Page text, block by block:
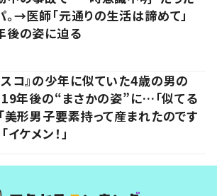
。→医師「元通りの生活は諦めて」
後の姿に迫る
スコ』の少年に似ていた4歳の男の
19年後の“まさかの姿”に…「似てる
「美形男子要素持って産まれたのです
イケメン！」